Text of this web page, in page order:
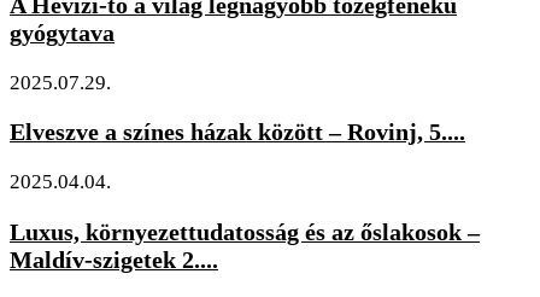
gyógytava
2025.07.29.
Elveszve a színes házak között – Rovinj, 5....
2025.04.04.
Luxus, környezettudatosság és az őslakosok –
Maldív-szigetek 2....